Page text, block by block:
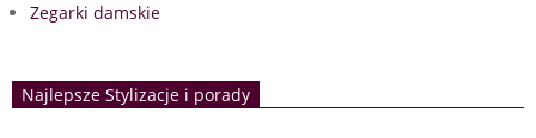
Zegarki damskie
Najlepsze Stylizacje i porady